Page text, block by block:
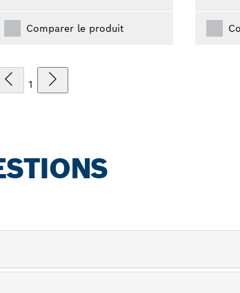
Comparer le produit
1